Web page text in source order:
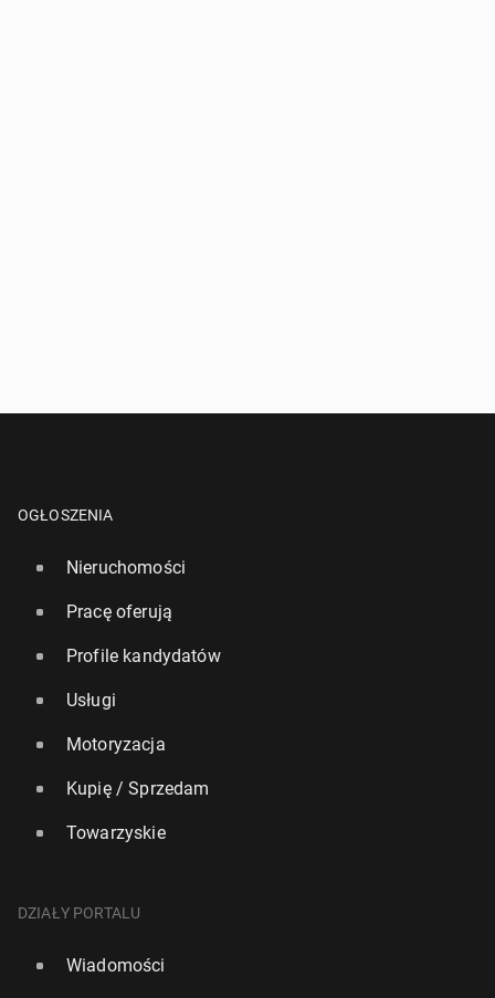
wygrał w Abu Zabi
8 grudnia 2025, 12:30
OGŁOSZENIA
Nieruchomości
Pracę oferują
Profile kandydatów
Usługi
Motoryzacja
Kupię / Sprzedam
Towarzyskie
DZIAŁY PORTALU
Wiadomości